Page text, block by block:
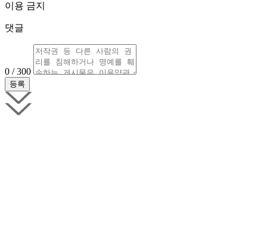
이용 금지
댓글
0 / 300